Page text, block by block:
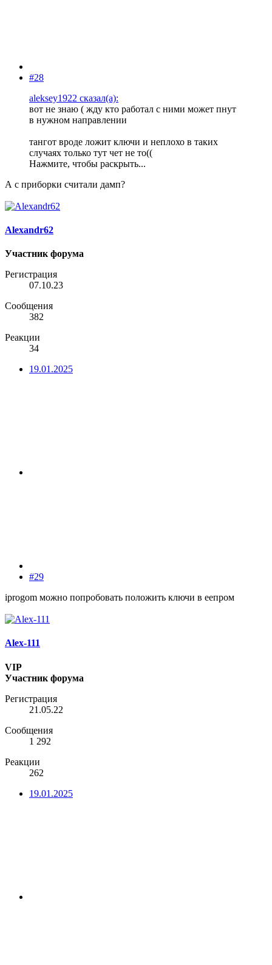
#28
aleksey1922 сказал(а):
вот не знаю ( жду кто работал с ними может пнут
в нужном направлении
тангот вроде ложит ключи и неплохо в таких
случаях только тут чет не то((
Нажмите, чтобы раскрыть...
А с приборки считали дамп?
Alexandr62
Участник форума
Регистрация
07.10.23
Сообщения
382
Реакции
34
19.01.2025
#29
iprogom можно попробовать положить ключи в еепром
Alex-111
VIP
Участник форума
Регистрация
21.05.22
Сообщения
1 292
Реакции
262
19.01.2025